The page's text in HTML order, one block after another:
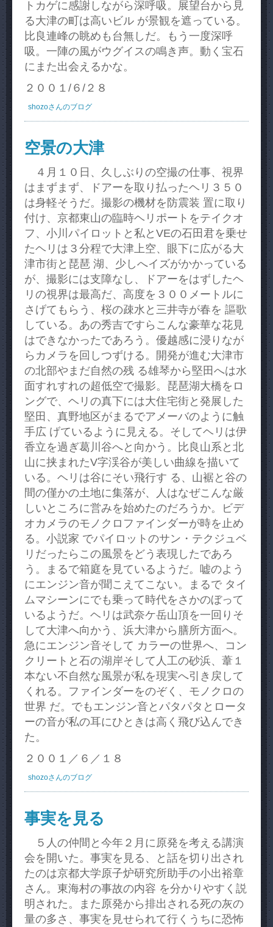
トカゲに感謝しながら深呼吸。展望台から見
る大津の町は高いビル が景観を遮っている。
比良連峰の眺めも台無しだ。もう一度深呼
吸。一陣の風がウグイスの鳴き声。動く宝石
にまた出会えるかな。
２００１/６/２８
shozoさんのブログ
空景の大津
４月１０日、久しぶりの空撮の仕事、視界
はまずまず、ドアーを取り払ったヘリ３５０
は身軽そうだ。撮影の機材を防震装 置に取り
付け、京都東山の臨時ヘリポートをテイクオ
フ、小川パイロットと私とVEの石田君を乗せ
たヘリは３分程で大津上空、眼下に広がる大
津市街と琵琶 湖、少しへイズがかかっている
が、撮影には支障なし、ドアーをはずしたヘ
リの視界は最高だ、高度を３００メートルに
さげてもらう、桜の疎水と三井寺が春を 謳歌
している。あの秀吉ですらこんな豪華な花見
はできなかったであろう。優越感に浸りなが
らカメラを回しつずける。開発が進む大津市
の北部やまだ自然の残 る雄琴から堅田へは水
面すれすれの超低空で撮影。琵琶湖大橋をロ
ングで、ヘリの真下には大住宅街と発展した
堅田、真野地区がまるでアメーバのように触
手広 げているように見える。そしてヘリは伊
香立を過ぎ葛川谷へと向かう。比良山系と北
山に挟まれたV字渓谷が美しい曲線を描いて
いる。ヘリは谷にそい飛行す る、山裾と谷の
間の僅かの土地に集落が、人はなぜこんな厳
しいところに営みを始めたのだろうか。ビデ
オカメラのモノクロファインダーが時を止め
る。小説家 でパイロットのサン・テクジュベ
リだったらこの風景をどう表現したであろ
う。まるで箱庭を見ているようだ。嘘のよう
にエンジン音が聞こえてこない。まるで タイ
ムマシーンにでも乗って時代をさかのぼって
いるようだ。ヘリは武奈ケ岳山頂を一回りそ
して大津へ向かう、浜大津から膳所方面へ。
急にエンジン音そして カラーの世界へ、コン
クリートと石の湖岸そして人工の砂浜、葦１
本ない不自然な風景が私を現実へ引き戻して
くれる。ファインダーをのぞく、モノクロの
世界 だ。でもエンジン音とパタパタとロータ
ーの音が私の耳にひときは高く飛び込んでき
た。
２００１／６／１８
shozoさんのブログ
事実を見る
５人の仲間と今年２月に原発を考える講演
会を開いた。事実を見る、と話を切り出され
たのは京都大学原子炉研究所助手の小出裕章
さん。東海村の事故の内容 を分かりやすく説
明された。また原発から排出される死の灰の
量の多さ、事実を見せられて行くうちに恐怖